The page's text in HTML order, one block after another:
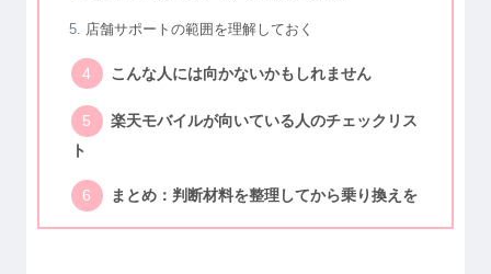
店舗サポートの範囲を理解しておく
こんな人には向かないかもしれません
楽天モバイルが向いている人のチェックリス
ト
まとめ：判断材料を整理してから乗り換えを